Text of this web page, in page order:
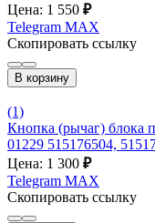
Цена: 1 550 ₽
Telegram MAX
Скопировать ссылку
В корзину
(1)
Кнопка (рычаг) блока
01229 515176504,
Цена: 1 300 ₽
Telegram MAX
Скопировать ссылку